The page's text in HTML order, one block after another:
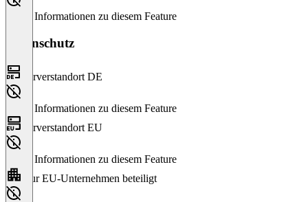
Keine Informationen zu diesem Feature
Datenschutz
Serverstandort DE
Keine Informationen zu diesem Feature
Serverstandort EU
Keine Informationen zu diesem Feature
Nur EU-Unternehmen beteiligt